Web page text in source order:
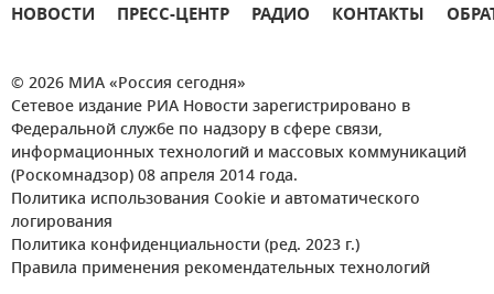
НОВОСТИ ПРЕСС-ЦЕНТР РАДИО КОНТАКТЫ
© 2026 МИА «Россия сегодня»
Сетевое издание РИА Новости зарегистрировано в
Федеральной службе по надзору в сфере связи,
информационных технологий и массовых коммуникаций
(Роскомнадзор) 08 апреля 2014 года.
Политика использования Cookie и автоматического
логирования
Политика конфиденциальности (ред. 2023 г.)
Правила применения рекомендательных технологий